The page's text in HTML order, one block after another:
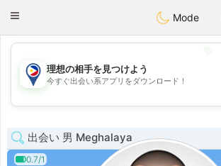
PhilippinesChat
Toggle
Mode
💖
💕
理想の相手を見つけよう
今すぐ出会い系アプリをダウンロード！
出会い 男 Meghalaya
0.7/1